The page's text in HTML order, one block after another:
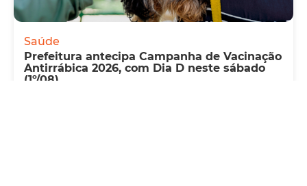
Saúde
Prefeitura antecipa Campanha de Vacinação
Antirrábica 2026, com Dia D neste sábado
(1º/08)